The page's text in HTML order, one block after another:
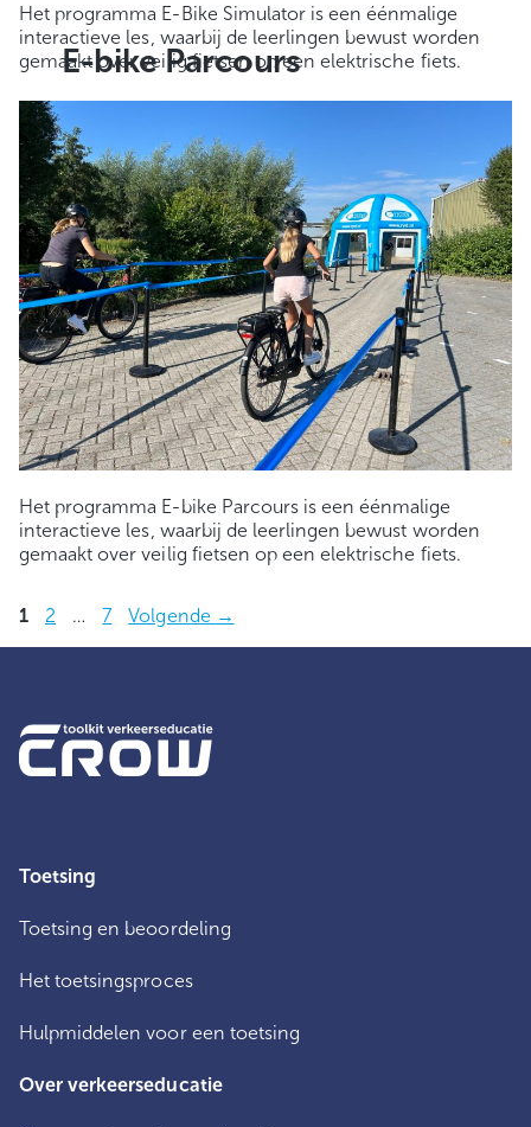
Het programma E-Bike Simulator is een éénmalige
interactieve les, waarbij de leerlingen bewust worden
gemaakt over veilig fietsen op een elektrische fiets.
E-bike Parcours
Het programma E-bike Parcours is een éénmalige
interactieve les, waarbij de leerlingen bewust worden
gemaakt over veilig fietsen op een elektrische fiets.
Pagina
1 Pagina
2 … Pagina
7 Volgende →
Toetsing
Toetsing en beoordeling
Het toetsingsproces
Hulpmiddelen voor een toetsing
Over verkeerseducatie